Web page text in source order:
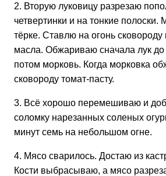
2. Вторую луковицу разрезаю
четвертинки и на тонкие полоски.
тёрке. Ставлю на огонь
масла. Обжариваю сначала лук до
потом морковь. Когда морковка
сковороду томат-пасту.
3. Всё хорошо перемешиваю и
соломку нарезанных cоленых
минут семь на небольшом огне.
4. Мясо сварилось. Достаю из
Кости выбрасываю, а мясо